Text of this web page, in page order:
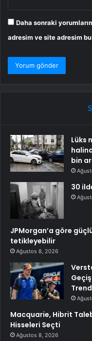
Daha sonraki
adresim ve site adresim
Lüks
bin
30
JPMorgan’a göre
tetikleyebilir
Ağustos 8, 2026
Macquarie, Hibrit
Hisseleri Seçti
Ağustos 8, 2026